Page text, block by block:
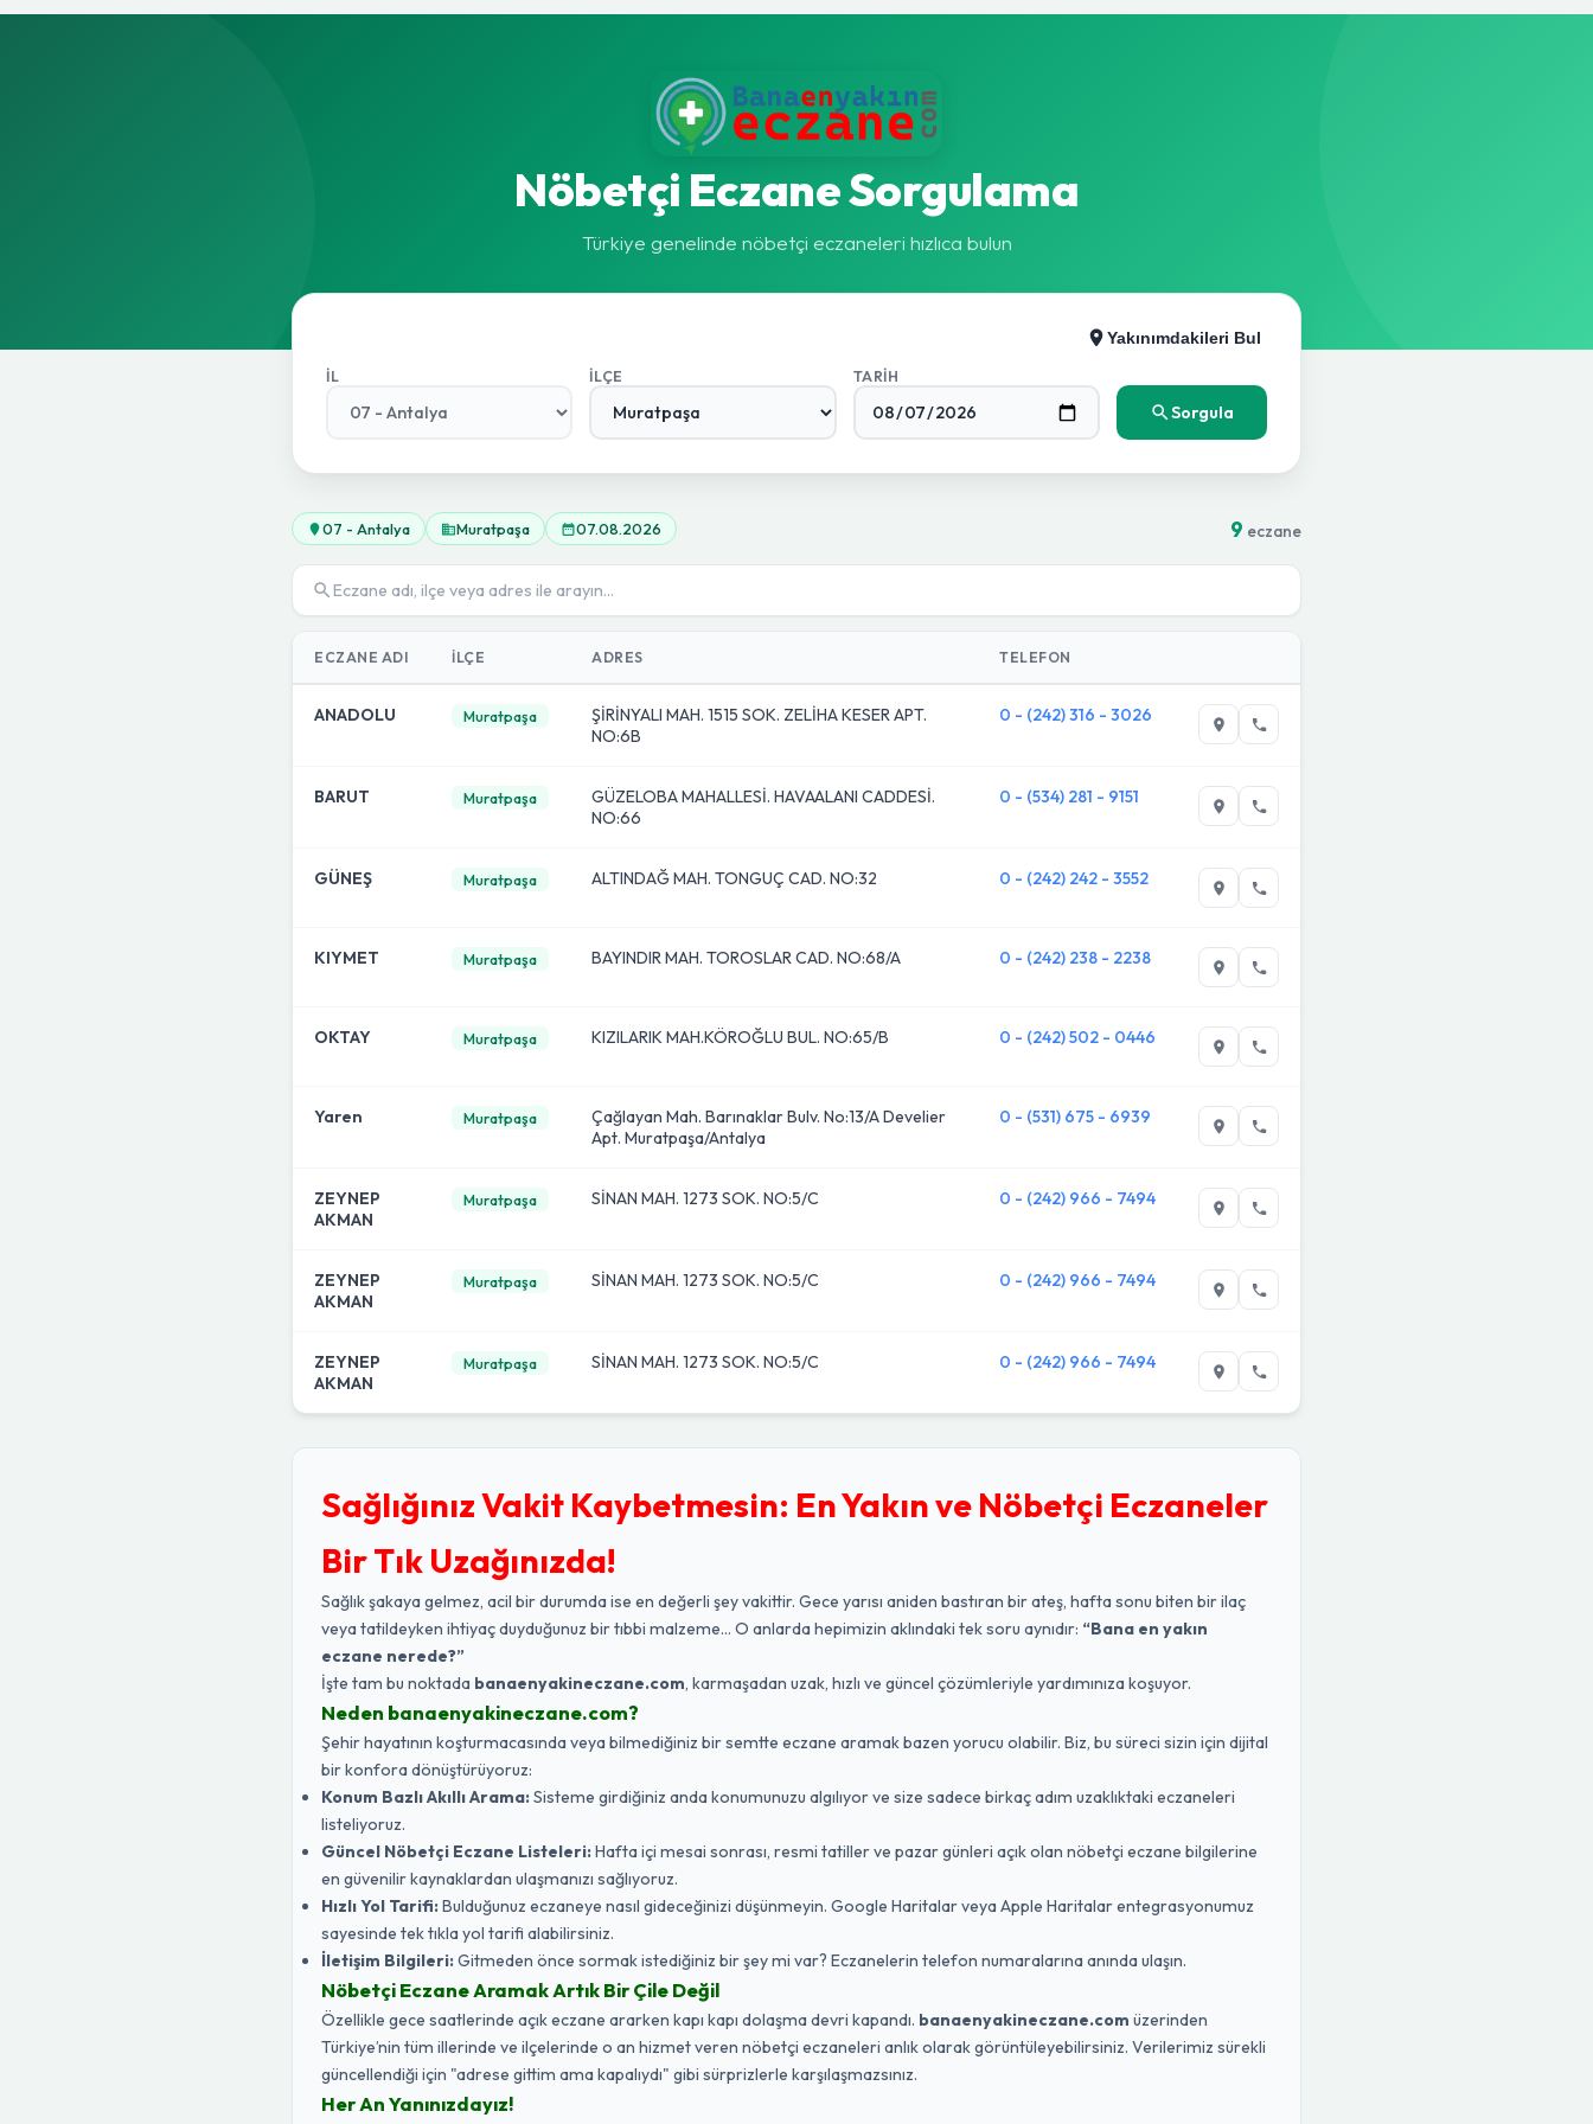
Nöbetçi Eczane Sorgulama
Türkiye genelinde nöbetçi eczaneleri hızlıca bulun
Yakınımdakileri Bul
İL İLÇE TARIH
Sorgula
07 - Antalya Muratpaşa 07.08.2026 9 eczane
ECZANE ADI İLÇE ADRES TELEFON
ANADOLU Muratpaşa
ŞİRİNYALI MAH. 1515 SOK. ZELİHA KESER APT.
NO:6B
0 - (242) 316 - 3026
BARUT Muratpaşa
GÜZELOBA MAHALLESİ. HAVAALANI CADDESİ.
NO:66
0 - (534) 281 - 9151
GÜNEŞ Muratpaşa ALTINDAĞ MAH. TONGUÇ CAD. NO:32 0 - (242) 242 - 3552
KIYMET Muratpaşa BAYINDIR MAH. TOROSLAR CAD. NO:68/A 0 - (242) 238 - 2238
OKTAY Muratpaşa KIZILARIK MAH.KÖROĞLU BUL. NO:65/B 0 - (242) 502 - 0446
Yaren Muratpaşa
Çağlayan Mah. Barınaklar Bulv. No:13/A Develier
Apt. Muratpaşa/Antalya
0 - (531) 675 - 6939
ZEYNEP
AKMAN
Muratpaşa SİNAN MAH. 1273 SOK. NO:5/C 0 - (242) 966 - 7494
ZEYNEP
AKMAN
Muratpaşa SİNAN MAH. 1273 SOK. NO:5/C 0 - (242) 966 - 7494
ZEYNEP
AKMAN
Muratpaşa SİNAN MAH. 1273 SOK. NO:5/C 0 - (242) 966 - 7494
Sağlığınız Vakit Kaybetmesin: En Yakın ve Nöbetçi Eczaneler
Bir Tık Uzağınızda!
Sağlık şakaya gelmez, acil bir durumda ise en değerli şey vakittir. Gece yarısı aniden bastıran bir ateş, hafta sonu biten bir ilaç
veya tatildeyken ihtiyaç duyduğunuz bir tıbbi malzeme... O anlarda hepimizin aklındaki tek soru aynıdır: “Bana en yakın
eczane nerede?”
İşte tam bu noktada banaenyakineczane.com, karmaşadan uzak, hızlı ve güncel çözümleriyle yardımınıza koşuyor.
Neden banaenyakineczane.com?
Şehir hayatının koşturmacasında veya bilmediğiniz bir semtte eczane aramak bazen yorucu olabilir. Biz, bu süreci sizin için dijital
bir konfora dönüştürüyoruz:
Konum Bazlı Akıllı Arama:Sisteme girdiğiniz anda konumunuzu algılıyor ve size sadece birkaç adım uzaklıktaki eczaneleri
listeliyoruz.
Güncel Nöbetçi Eczane Listeleri:Hafta içi mesai sonrası, resmi tatiller ve pazar günleri açık olan nöbetçi eczane bilgilerine
en güvenilir kaynaklardan ulaşmanızı sağlıyoruz.
Hızlı Yol Tarifi:Bulduğunuz eczaneye nasıl gideceğinizi düşünmeyin. Google Haritalar veya Apple Haritalar entegrasyonumuz
sayesinde tek tıkla yol tarifi alabilirsiniz.
İletişim Bilgileri:Gitmeden önce sormak istediğiniz bir şey mi var? Eczanelerin telefon numaralarına anında ulaşın.
Nöbetçi Eczane Aramak Artık Bir Çile Değil
Özellikle gece saatlerinde açık eczane ararken kapı kapı dolaşma devri kapandı. banaenyakineczane.com üzerinden
Türkiye’nin tüm illerinde ve ilçelerinde o an hizmet veren nöbetçi eczaneleri anlık olarak görüntüleyebilirsiniz. Verilerimiz sürekli
güncellendiği için "adrese gittim ama kapalıydı" gibi sürprizlerle karşılaşmazsınız.
Her An Yanınızdayız!